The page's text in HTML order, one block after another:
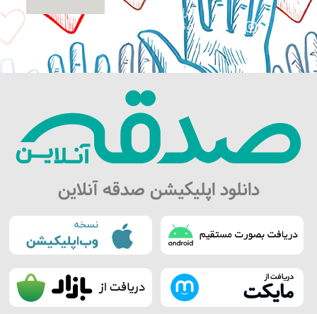
طراحی سایت:
کوثرگرافیک
دانلود اپلیکیشن صدقه آنلاین